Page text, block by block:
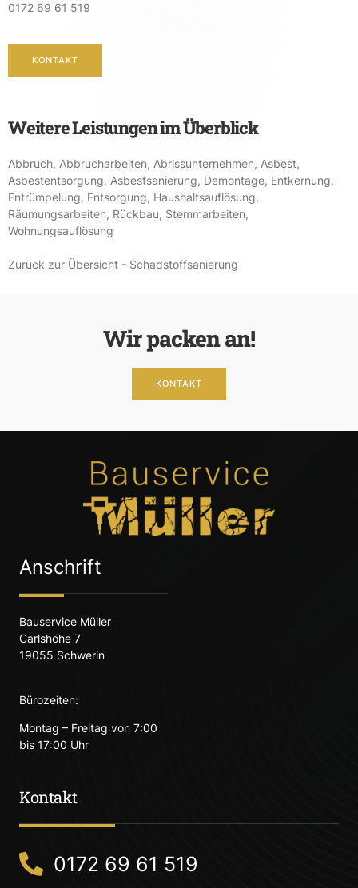
0172 69 61 519
KONTAKT
Weitere Leistungen im Überblick
Abbruch, Abbrucharbeiten, Abrissunternehmen, Asbest,
Asbestentsorgung, Asbestsanierung, Demontage, Entkernung,
Entrümpelung, Entsorgung, Haushaltsauflösung,
Räumungsarbeiten, Rückbau, Stemmarbeiten,
Wohnungsauflösung
Zurück zur Übersicht - Schadstoffsanierung
Wir packen an!
KONTAKT
Anschrift
Bauservice Müller
Carlshöhe 7
19055 Schwerin
Bürozeiten:
Montag – Freitag von 7:00
bis 17:00 Uhr
Kontakt
0172 69 61 519